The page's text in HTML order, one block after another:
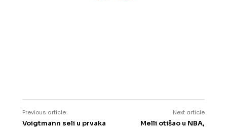
Previous article
Voigtmann seli u prvaka
Next article
Melli otišao u NBA,